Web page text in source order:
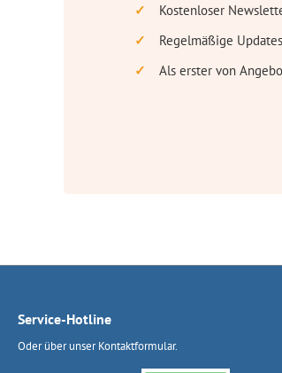
Kostenloser
Regelmäßige
Als erster von
Service-Hotline
Oder über unserKontaktformular.